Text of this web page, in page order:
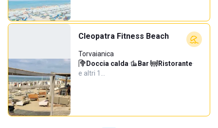
Cleopatra Fitness Beach
Torvaianica
Doccia calda· Bar· Ristorante·
e altri 1…